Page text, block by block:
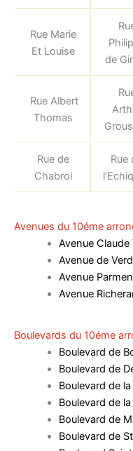
Rue Marie
Et Louise
de
Rue Albert
Thomas
Rue de
Chabrol
Rue
Avenues du 10éme
Avenue Claude
Avenue de
Avenue
Avenue
Boulevards du 10éme
Boulevard de
Boulevard de
Boulevard de
Boulevard de
Boulevard de
Boulevard de